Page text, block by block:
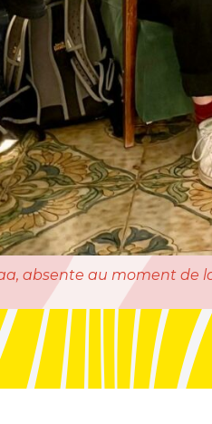
absente au moment de